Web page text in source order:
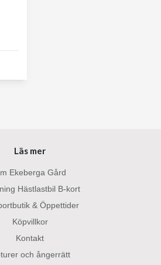
Läs mer
Ekeberga Gård
Hästlastbil B-kort
& Öppettider
Köpvillkor
Kontakt
och ångerrätt